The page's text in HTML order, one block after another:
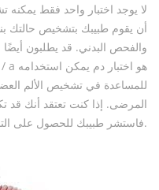
لا يوجد اختبار واحد فقط
أن يقوم طبيبك بتشخيص حالتك
والفحص البدني. قد يطلبون أيضًا
للمساعدة في تشخيص الألم
المرضى. إذا كنت تعتقد أنك قد
فاستشر طبيبك للحصول على التشخيص.